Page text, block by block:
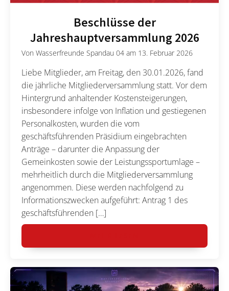
Beschlüsse der
Jahreshauptversammlung 2026
VonWasserfreunde Spandau 04 am 13. Februar 2026
Liebe Mitglieder, am Freitag, den 30.01.2026, fand
die jährliche Mitgliederversammlung statt. Vor dem
Hintergrund anhaltender Kostensteigerungen,
insbesondere infolge von Inflation und gestiegenen
Personalkosten, wurden die vom
geschäftsführenden Präsidium eingebrachten
Anträge – darunter die Anpassung der
Gemeinkosten sowie der Leistungssportumlage –
mehrheitlich durch die Mitgliederversammlung
angenommen. Diese werden nachfolgend zu
Informationszwecken aufgeführt: Antrag 1 des
geschäftsführenden […]